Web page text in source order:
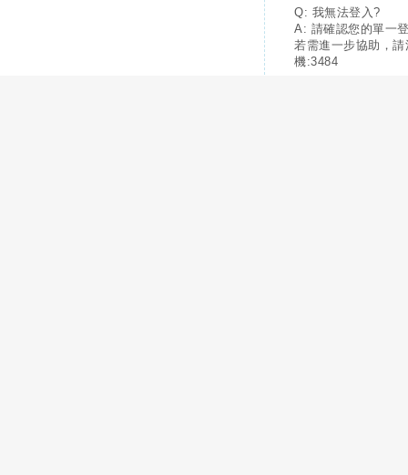
Q: 我無法登入?
A: 請確認您的單一
若需進一步協助，
機:3484